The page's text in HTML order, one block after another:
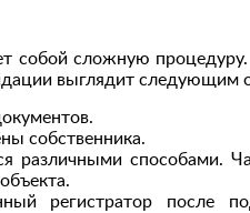
собой сложную
выглядит следующим
собственника.
различными способами.
регистратор после